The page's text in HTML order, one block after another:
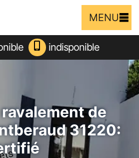
MENU
indisponible
de
31220: